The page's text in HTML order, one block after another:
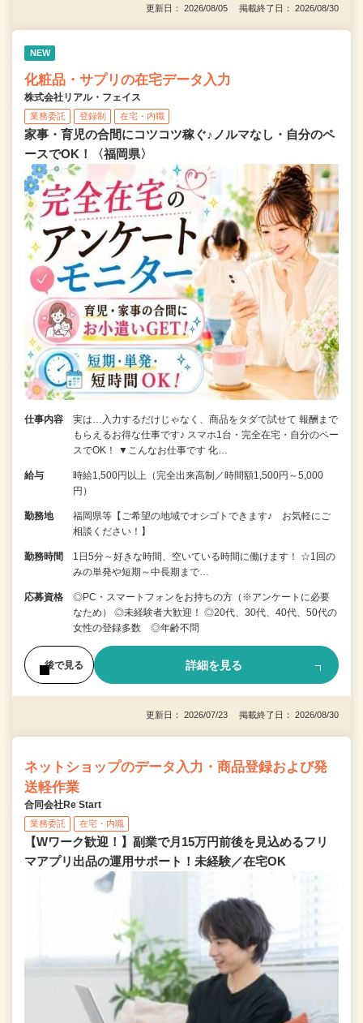
更新日： 2026/08/05 掲載終了日： 2026/08/30
NEW
化粧品・サプリの在宅データ入力
株式会社リアル・フェイス
業務委託 登録制 在宅・内職
家事・育児の合間にコツコツ稼ぐ♪ノルマなし・自分のペ
ースでOK！〈福岡県〉
仕事内容
実は…入力するだけじゃなく、商品をタダで試せて 報酬まで
もらえるお得な仕事です♪ スマホ1台・完全在宅・自分のペー
スでOK！ ▼こんなお仕事です 化…
給与
時給1,500円以上（完全出来高制／時間額1,500円～5,000
円）
勤務地
福岡県等【ご希望の地域でオシゴトできます♪ お気軽にご
相談ください！】
勤務時間
1日5分～好きな時間、空いている時間に働けます！ ☆1回の
みの単発や短期～中長期まで…
応募資格
◎PC・スマートフォンをお持ちの方（※アンケートに必要
なため） ◎未経験者大歓迎！ ◎20代、30代、40代、50代の
女性の登録多数 ◎年齢不問
後で見る 詳細を見る
更新日： 2026/07/23 掲載終了日： 2026/08/30
ネットショップのデータ入力・商品登録および発
送軽作業
合同会社Re Start
業務委託 在宅・内職
【Wワーク歓迎！】副業で月15万円前後を見込めるフリ
マアプリ出品の運用サポート！未経験／在宅OK